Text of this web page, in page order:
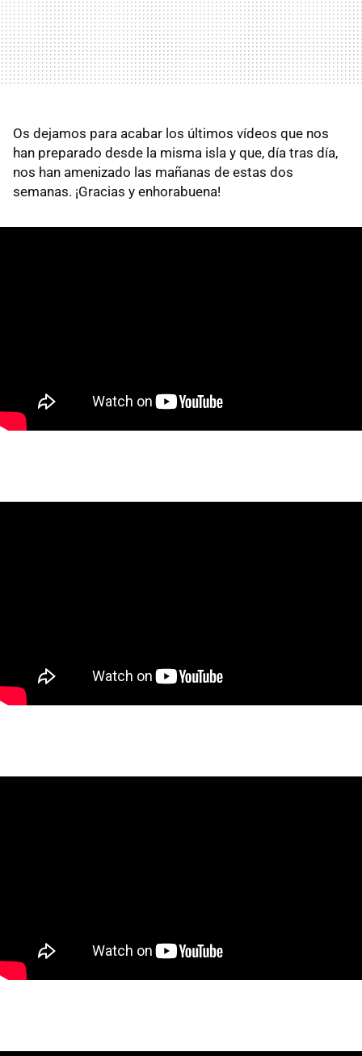
Os dejamos para acabar los últimos vídeos que nos
han preparado desde la misma isla y que, día tras día,
nos han amenizado las mañanas de estas dos
semanas. ¡Gracias y enhorabuena!